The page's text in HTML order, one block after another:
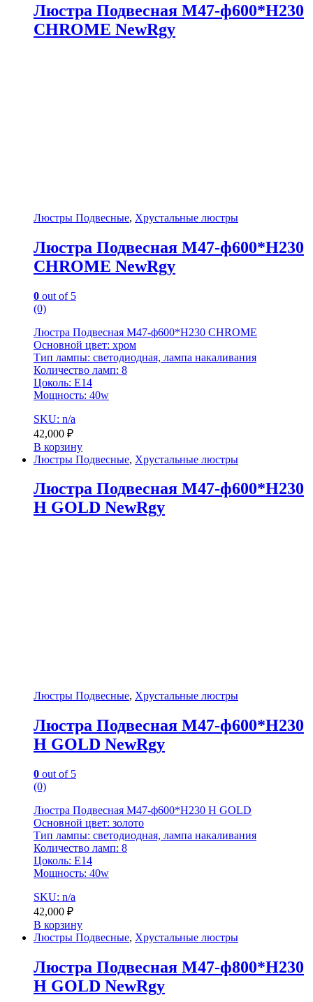
Люстра Подвесная M47-ф600*H230
CHROME NewRgy
Люстры Подвесные, Хрустальные люстры
Люстра Подвесная M47-ф600*H230
CHROME NewRgy
0 out of 5
(0)
Люстра Подвесная M47-ф600*H230 CHROME
Основной цвет: хром
Тип лампы: светодиодная, лампа накаливания
Количество ламп: 8
Цоколь: E14
Мощность: 40w
SKU: n/a
42,000 ₽
В корзину
Люстры Подвесные, Хрустальные люстры
Люстра Подвесная M47-ф600*H230
H GOLD NewRgy
Люстры Подвесные, Хрустальные люстры
Люстра Подвесная M47-ф600*H230
H GOLD NewRgy
0 out of 5
(0)
Люстра Подвесная M47-ф600*H230 H GOLD
Основной цвет: золото
Тип лампы: светодиодная, лампа накаливания
Количество ламп: 8
Цоколь: E14
Мощность: 40w
SKU: n/a
42,000 ₽
В корзину
Люстры Подвесные, Хрустальные люстры
Люстра Подвесная M47-ф800*H230
H GOLD NewRgy